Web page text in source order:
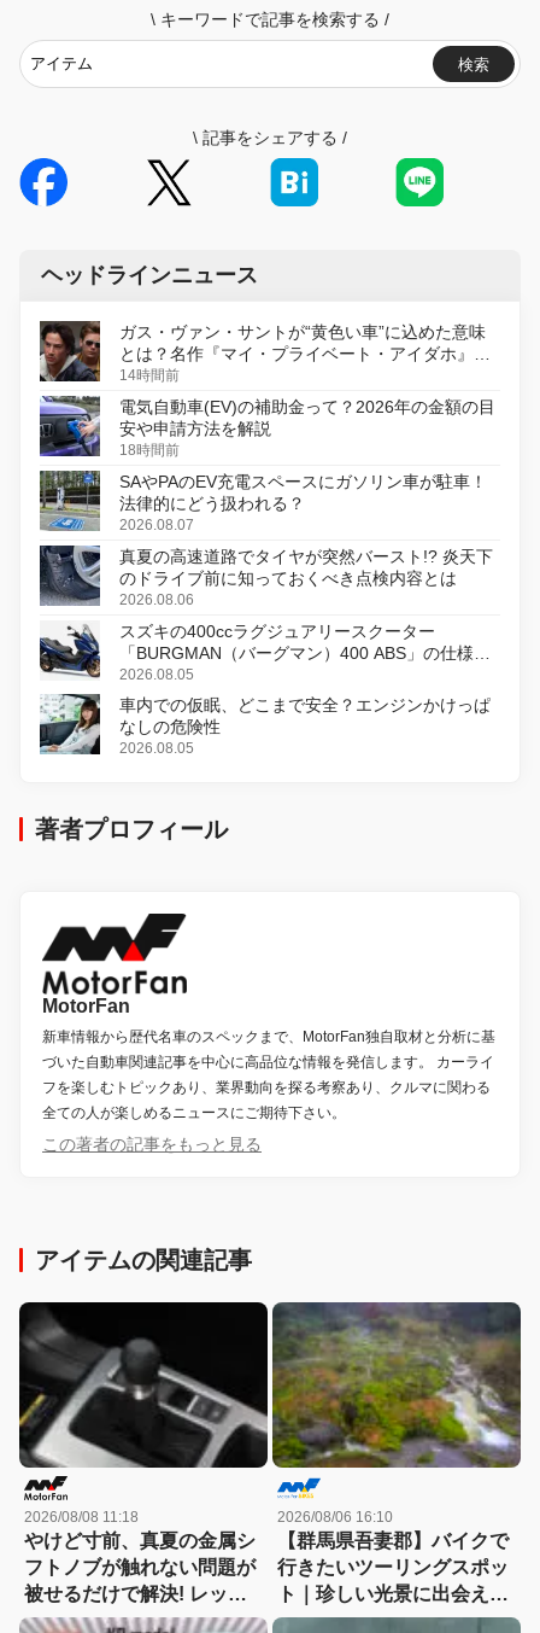
\ キーワードで記事を検索する /
検索
\ 記事をシェアする /
ヘッドラインニュース
ガス・ヴァン・サントが“黄色い車”に込めた意味
とは？名作『マイ・プライベート・アイダホ』が
初のデジタルリマスター版で復活
14時間前
電気自動車(EV)の補助金って？2026年の金額の目
安や申請方法を解説
18時間前
SAやPAのEV充電スペースにガソリン車が駐車！
法律的にどう扱われる？
2026.08.07
真夏の高速道路でタイヤが突然バースト!? 炎天下
のドライブ前に知っておくべき点検内容とは
2026.08.06
スズキの400ccラグジュアリースクーター
「BURGMAN（バーグマン）400 ABS」の仕様を
変更し、8月18日に発売
2026.08.05
車内での仮眠、どこまで安全？エンジンかけっぱ
なしの危険性
2026.08.05
著者プロフィール
MotorFan
新車情報から歴代名車のスペックまで、MotorFan独自取材と分析に基
づいた自動車関連記事を中心に高品位な情報を発信します。 カーライ
フを楽しむトピックあり、業界動向を探る考察あり、クルマに関わる
全ての人が楽しめるニュースにご期待下さい。
この著者の記事をもっと見る
アイテムの関連記事
2026/08/08 11:18
やけど寸前、真夏の金属シ
フトノブが触れない問題が
被せるだけで解決! レッツ
ォのシリコンカバーが夏も
2026/08/06 16:10
【群馬県吾妻郡】バイクで
行きたいツーリングスポッ
ト｜珍しい光景に出会える
「チャツボミゴケ公園」